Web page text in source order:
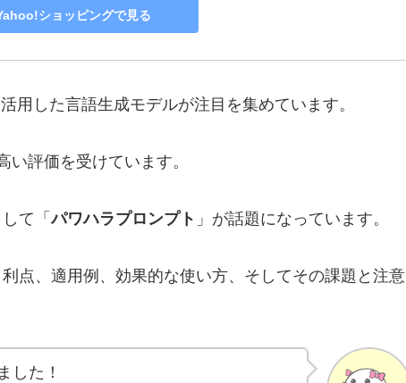
ショッピングで見る
用した言語生成モデルが注目を集めています。
評価を受けています。
て「パワハラプロンプト 」が話題になっています。
点、適用例、効果的な使い方、そしてその課題と注意
した！